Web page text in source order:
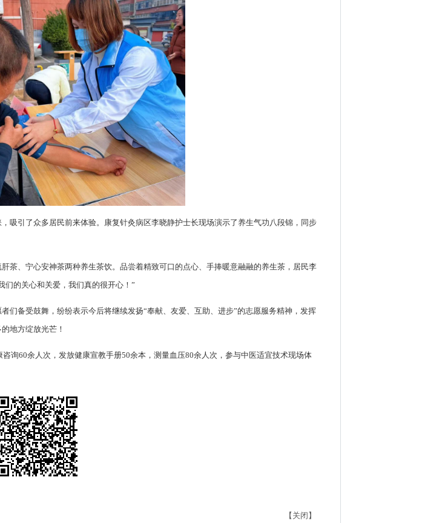
吸引了众多居民前来体验。康复针灸病区李晓静护士长现场演示了养生气功八段锦，同步
茶、宁心安神茶两种养生茶饮。品尝着精致可口的点心、手捧暖意融融的养生茶，居民李
们的关心和关爱，我们真的很开心！”
们备受鼓舞，纷纷表示今后将继续发扬“奉献、友爱、互助、进步”的志愿服务精神，发挥
地方绽放光芒！
询60余人次，发放健康宣教手册50余本，测量血压80余人次，参与中医适宜技术现场体
【关闭】